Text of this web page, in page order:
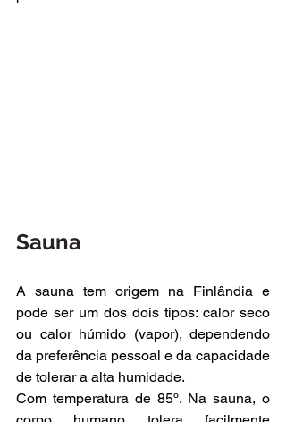
Sauna
A sauna tem origem na Finlândia e
pode ser um dos dois tipos: calor seco
ou calor húmido (vapor), dependendo
da preferência pessoal e da capacidade
de tolerar a alta humidade.
Com temperatura de 85º. Na sauna, o